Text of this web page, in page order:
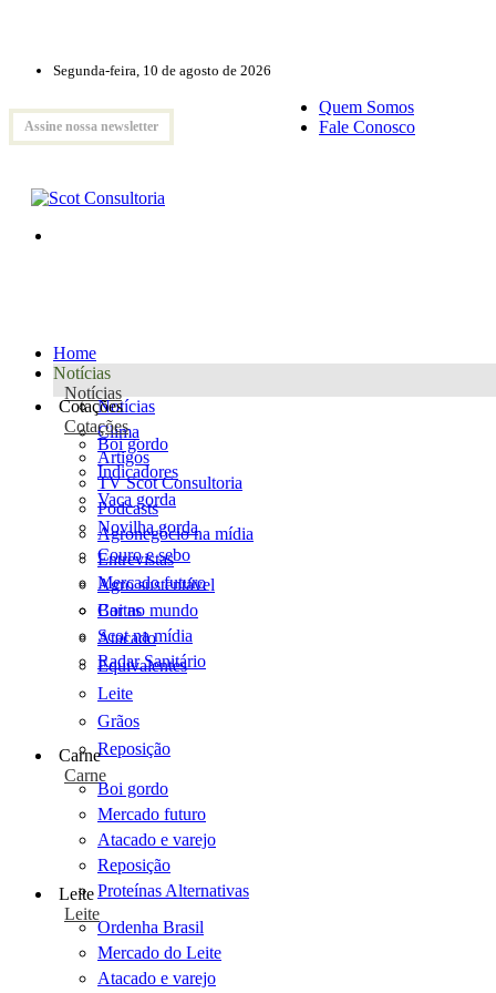
Segunda-feira, 10 de agosto de 2026
Assine nossa newsletter
Quem Somos
Fale Conosco
Home
Notícias
Notícias
Notícias
Clima
Artigos
TV Scot Consultoria
Podcasts
Agronegócio na mídia
Entrevistas
Agro sustentável
Cartas
Scot na mídia
Radar Sanitário
Cotações
Cotações
Boi gordo
Indicadores
Vaca gorda
Novilha gorda
Couro e sebo
Mercado futuro
Boi no mundo
Atacado
Equivalentes
Leite
Grãos
Reposição
Carne
Carne
Boi gordo
Mercado futuro
Atacado e varejo
Reposição
Proteínas Alternativas
Leite
Leite
Ordenha Brasil
Mercado do Leite
Atacado e varejo